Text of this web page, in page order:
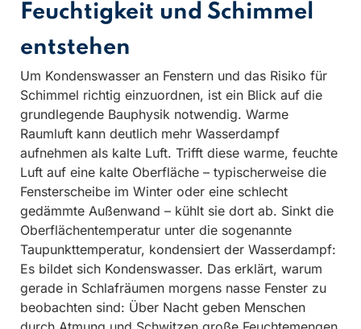
Feuchtigkeit und Schimmel
entstehen
Um Kondenswasser an Fenstern und das Risiko für
Schimmel richtig einzuordnen, ist ein Blick auf die
grundlegende Bauphysik notwendig. Warme
Raumluft kann deutlich mehr Wasserdampf
aufnehmen als kalte Luft. Trifft diese warme, feuchte
Luft auf eine kalte Oberfläche – typischerweise die
Fensterscheibe im Winter oder eine schlecht
gedämmte Außenwand – kühlt sie dort ab. Sinkt die
Oberflächentemperatur unter die sogenannte
Taupunkttemperatur, kondensiert der Wasserdampf:
Es bildet sich Kondenswasser. Das erklärt, warum
gerade in Schlafräumen morgens nasse Fenster zu
beobachten sind: Über Nacht geben Menschen